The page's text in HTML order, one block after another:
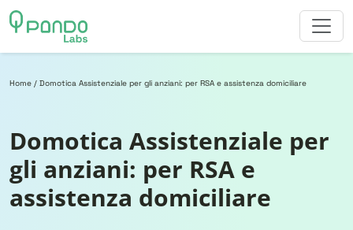
Vai al contenuto
Home / Domotica Assistenziale per gli anziani: per RSA e assistenza domiciliare
Domotica Assistenziale per
gli anziani: per RSA e
assistenza domiciliare